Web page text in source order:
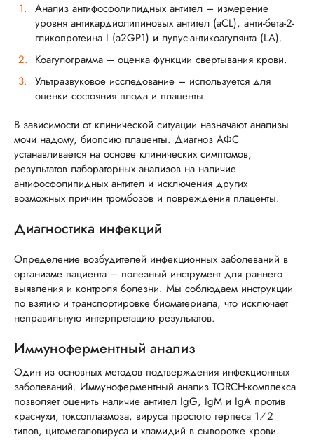
Анализ антифосфолипидных антител – измерение
уровня антикардиолипиновых антител (aCL), анти-бета-2-
гликопротеина I (a2GP1) и лупус-антикоагулянта (LA).
Коагулограмма – оценка функции свертывания крови.
Ультразвуковое исследование – используется для
оценки состояния плода и плаценты.
В зависимости от клинической ситуации назначают анализы
мочи надому, биопсию плаценты. Диагноз АФС
устанавливается на основе клинических симптомов,
результатов лабораторных анализов на наличие
антифосфолипидных антител и исключения других
возможных причин тромбозов и повреждения плаценты.
Диагностика инфекций
Определение возбудителей инфекционных заболеваний в
организме пациента – полезный инструмент для раннего
выявления и контроля болезни. Мы соблюдаем инструкции
по взятию и транспортировке биоматериала, что исключает
неправильную интерпретацию результатов.
Иммуноферментный анализ
Один из основных методов подтверждения инфекционных
заболеваний. Иммуноферментный анализ TORCH-комплекса
позволяет оценить наличие антител IgG, IgM и IgA против
краснухи, токсоплазмоза, вируса простого герпеса 1⁄2
типов, цитомегаловируса и хламидий в сыворотке крови.